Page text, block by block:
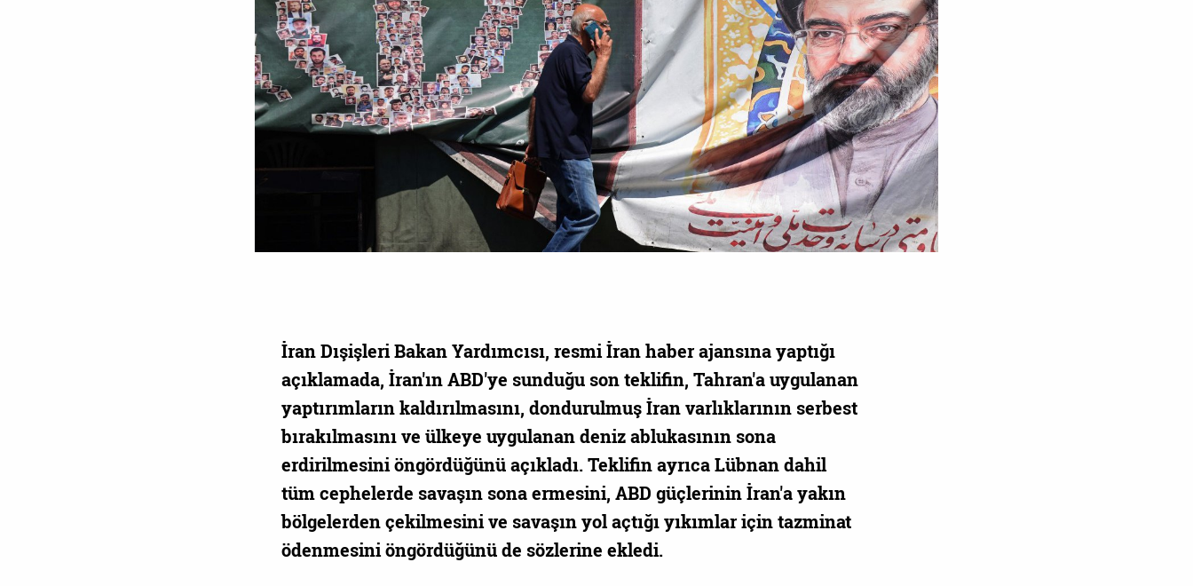
İran Dışişleri Bakan Yardımcısı, resmi İran haber ajansına yaptığı
açıklamada, İran'ın ABD'ye sunduğu son teklifin, Tahran'a uygulanan
yaptırımların kaldırılmasını, dondurulmuş İran varlıklarının serbest
bırakılmasını ve ülkeye uygulanan deniz ablukasının sona
erdirilmesini öngördüğünü açıkladı. Teklifin ayrıca Lübnan dahil
tüm cephelerde savaşın sona ermesini, ABD güçlerinin İran'a yakın
bölgelerden çekilmesini ve savaşın yol açtığı yıkımlar için tazminat
ödenmesini öngördüğünü de sözlerine ekledi.